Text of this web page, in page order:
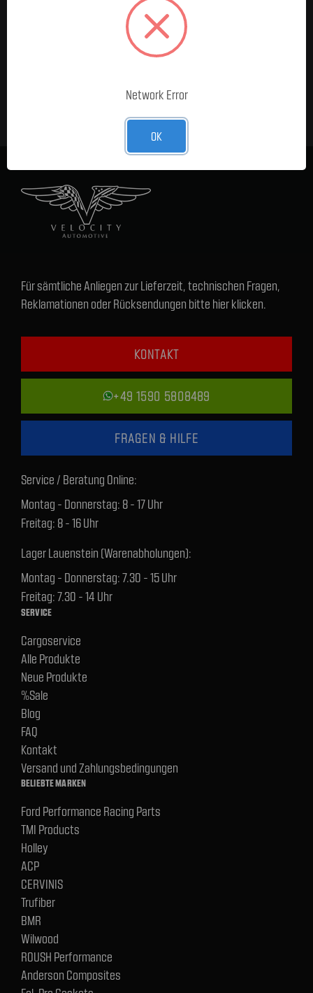
MELDE DICH FÜR UNSEREN
NEWSLETTER AN
Für sämtliche Anliegen zur Lieferzeit, technischen Fragen,
Reklamationen oder Rücksendungen bitte hier klicken.
KONTAKT
+49 1590 5808489
FRAGEN & HILFE
Service / Beratung Online:
Montag - Donnerstag: 8 - 17 Uhr
Freitag: 8 - 16 Uhr
Lager Lauenstein (Warenabholungen):
Montag - Donnerstag: 7.30 - 15 Uhr
Freitag: 7.30 - 14 Uhr
SERVICE
Cargoservice
Alle Produkte
Neue Produkte
%Sale
Blog
FAQ
Kontakt
Versand und Zahlungsbedingungen
BELIEBTE MARKEN
Ford Performance Racing Parts
TMI Products
Holley
ACP
CERVINIS
Trufiber
BMR
Wilwood
ROUSH Performance
Anderson Composites
Network Error
OK